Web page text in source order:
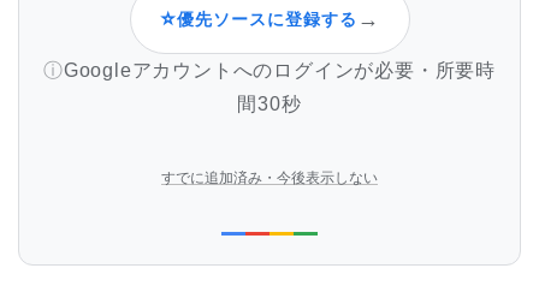
⭐優先ソースに登録する →
Googleアカウントへのログインが必要・所要時
間30秒
すでに追加済み・今後表示しない